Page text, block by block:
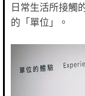
日常生活所接觸
的「單位」。